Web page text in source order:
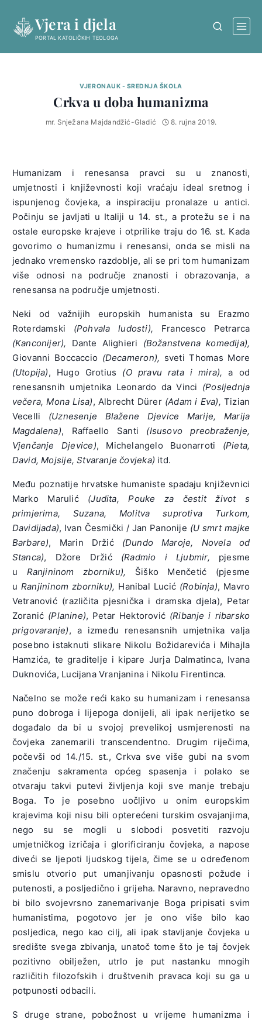
content
Vjera i djela
PORTAL KATOLIČKIH TEOLOGA
VJERONAUK - SREDNJA ŠKOLA
Crkva u doba humanizma
mr. Snježana Majdandžić-Gladić 8. rujna 2019.
Humanizam i renesansa pravci su u znanosti,
umjetnosti i književnosti koji vraćaju ideal sretnog i
ispunjenog čovjeka, a inspiraciju pronalaze u antici.
Počinju se javljati u Italiji u 14. st., a protežu se i na
ostale europske krajeve i otprilike traju do 16. st. Kada
govorimo o humanizmu i renesansi, onda se misli na
jednako vremensko razdoblje, ali se pri tom humanizam
više odnosi na područje znanosti i obrazovanja, a
renesansa na područje umjetnosti.
Neki od važnijih europskih humanista su Erazmo
Roterdamski (Pohvala ludosti), Francesco Petrarca
(Kanconijer), Dante Alighieri (Božanstvena komedija),
Giovanni Boccaccio (Decameron), sveti Thomas More
(Utopija), Hugo Grotius (O pravu rata i mira), a od
renesansnih umjetnika Leonardo da Vinci (Posljednja
večera, Mona Lisa), Albrecht Dürer (Adam i Eva), Tizian
Vecelli (Uznesenje Blažene Djevice Marije, Marija
Magdalena), Raffaello Santi (Isusovo preobraženje,
Vjenčanje Djevice), Michelangelo Buonarroti (Pieta,
David, Mojsije, Stvaranje čovjeka) itd.
Među poznatije hrvatske humaniste spadaju književnici
Marko Marulić (Judita, Pouke za čestit život s
primjerima, Suzana, Molitva suprotiva Turkom,
Davidijada), Ivan Česmički / Jan Panonije (U smrt majke
Barbare), Marin Držić (Dundo Maroje, Novela od
Stanca), Džore Držić (Radmio i Ljubmir, pjesme
u Ranjininom zborniku), Šiško Menčetić (pjesme
uRanjininom zborniku), Hanibal Lucić (Robinja), Mavro
Vetranović (različita pjesnička i dramska djela), Petar
Zoranić (Planine), Petar Hektorović (Ribanje i ribarsko
prigovaranje), a između renesansnih umjetnika valja
posebno istaknuti slikare Nikolu Božidarevića i Mihajla
Hamzića, te graditelje i kipare Jurja Dalmatinca, Ivana
Duknovića, Lucijana Vranjanina i Nikolu Firentinca.
Načelno se može reći kako su humanizam i renesansa
puno dobroga i lijepoga donijeli, ali ipak nerijetko se
događalo da bi u svojoj prevelikoj usmjerenosti na
čovjeka zanemarili transcendentno. Drugim riječima,
počevši od 14./15. st., Crkva sve više gubi na svom
značenju sakramenta općeg spasenja i polako se
otvaraju takvi putevi življenja koji sve manje trebaju
Boga. To je posebno uočljivo u onim europskim
krajevima koji nisu bili opterećeni turskim osvajanjima,
nego su se mogli u slobodi posvetiti razvoju
umjetničkog izričaja i glorificiranju čovjeka, a napose
diveći se ljepoti ljudskog tijela, čime se u određenom
smislu otvorio put umanjivanju opasnosti požude i
putenosti, a posljedično i grijeha. Naravno, nepravedno
bi bilo svojevrsno zanemarivanje Boga pripisati svim
humanistima, pogotovo jer je ono više bilo kao
posljedica, nego kao cilj, ali ipak stavljanje čovjeka u
središte svega zbivanja, unatoč tome što je taj čovjek
pozitivno obilježen, utrlo je put nastanku mnogih
različitih filozofskih i društvenih pravaca koji su ga u
potpunosti odbacili.
S druge strane, pobožnost u vrijeme humanizma i